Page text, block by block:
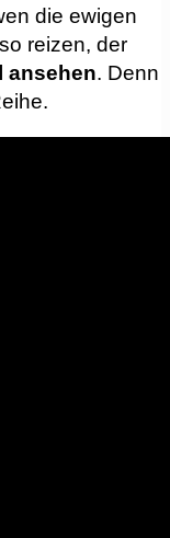
die ewigen
reizen, der
ansehen. Denn